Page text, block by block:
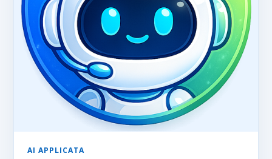
AI APPLICATA